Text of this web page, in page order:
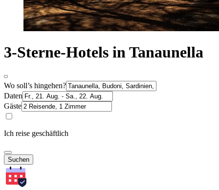
3-Sterne-Hotels in Tanaunella
Wo soll’s hingehen?
Daten
Gäste
Ich reise geschäftlich
Suchen